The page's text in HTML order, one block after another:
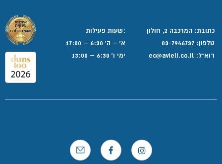
כתובת: המרכבה 2, חולון
טלפון: 03-7946737
דוא”ל:
:שעות פעילות
א' – ה' 6:30 – 17:00
ימי ו' 6:30 – 13:00